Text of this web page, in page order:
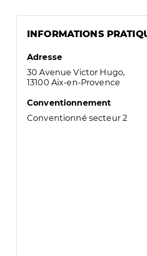
INFORMATIONS
Adresse
30 Avenue Victor Hugo,
13100 Aix-en-Provence
Conventionnement
Conventionné secteur 2